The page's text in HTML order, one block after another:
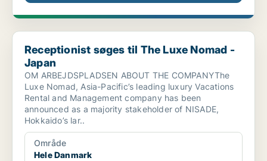
Receptionist søges til The Luxe Nomad - Japan
Receptionist søges til The Luxe Nomad -
Japan
OM ARBEJDSPLADSEN ABOUT THE COMPANYThe
Luxe Nomad, Asia-Pacific’s leading luxury Vacations
Rental and Management company has been
announced as a majority stakeholder of NISADE,
Hokkaido’s lar..
Område
Hele Danmark